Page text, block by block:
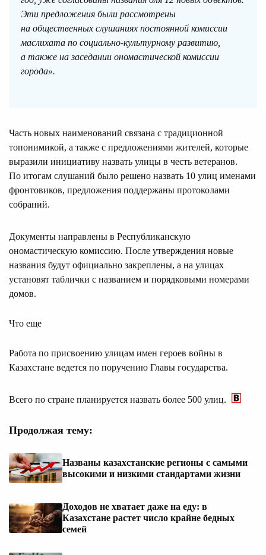
Эти предложения были рассмотрены
на общественных слушаниях постоянной комиссии
маслихата по социально-культурному развитию,
а также на заседании ономастической комиссии
города».
Часть новых наименований связана с традиционной
топонимикой, а также с предложениями жителей, которые
выразили инициативу назвать улицы в честь ветеранов.
По итогам слушаний было решено назвать 10 улиц именами
фронтовиков, предложения поддержаны протоколами
собраний.
Документы направлены в Республиканскую
ономастическую комиссию. После утверждения новые
названия будут официально закреплены, а на улицах
установят таблички с названием и порядковыми номерами
домов.
Что еще
Работа по присвоению улицам имен героев войны в
Казахстане ведется по поручению Главы государства.
Всего по стране планируется назвать более 500 улиц.
Продолжая тему:
Названы казахстанские регионы с самыми
высокими и низкими стандартами жизни
Доходов не хватает даже на еду: в
Казахстане растет число крайне бедных
семей